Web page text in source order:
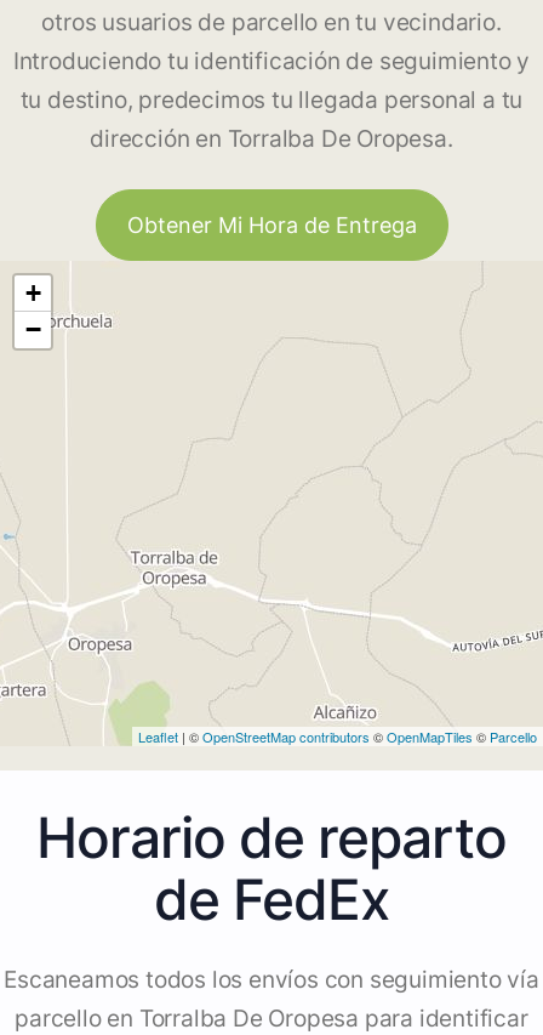
otros usuarios de parcello en tu vecindario.
Introduciendo tu identificación de seguimiento y
tu destino, predecimos tu llegada personal a tu
dirección en Torralba De Oropesa.
Obtener Mi Hora de Entrega
+
−
Leaflet | ©OpenStreetMap contributors ©OpenMapTiles © Parcello
Horario de reparto
de FedEx
Escaneamos todos los envíos con seguimiento vía
parcello en Torralba De Oropesa para identificar